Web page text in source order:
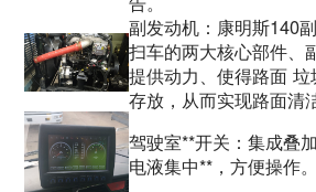
副发动机：康明斯140
扫车的两大核心部件、
提供动力、使得路面
存放，从而实现路面清
驾驶室**开关：集成叠
电液集中**，方便操作。